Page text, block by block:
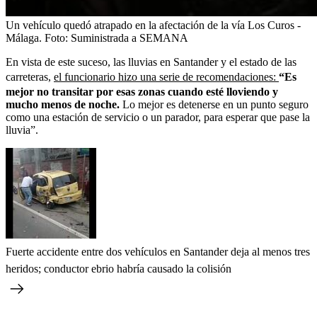
Un vehículo quedó atrapado en la afectación de la vía Los Curos -
Málaga. Foto: Suministrada a SEMANA
En vista de este suceso, las lluvias en Santander y el estado de las
carreteras, el funcionario hizo una serie de recomendaciones: “Es
mejor no transitar por esas zonas cuando esté lloviendo y
mucho menos de noche. Lo mejor es detenerse en un punto seguro
como una estación de servicio o un parador, para esperar que pase la
lluvia”.
Fuerte accidente entre dos vehículos en Santander deja al menos tres
heridos; conductor ebrio habría causado la colisión